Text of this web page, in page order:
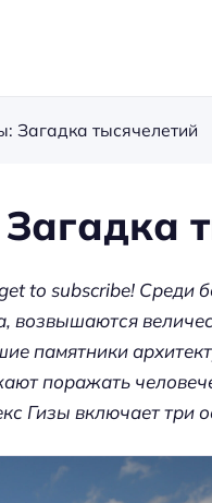
Загадка тысячелетий
to subscribe! Среди
возвышаются
памятники
поражать
Гизы включает